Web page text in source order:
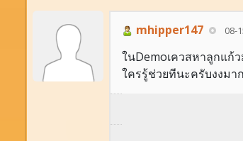
mhipper147 08-
ในDemoเควสหาลูกแก้
ใครรู้ช่วยทีนะครับงงมาก